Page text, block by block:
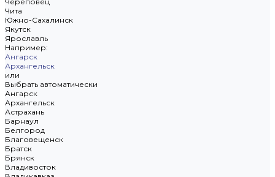
Чита
Южно-Сахалинск
Якутск
Ярославль
Например:
Ангарск
Архангельск
или
Выбрать автоматически
Ангарск
Архангельск
Астрахань
Барнаул
Белгород
Благовещенск
Братск
Брянск
Владивосток